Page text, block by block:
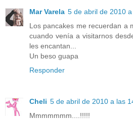
Mar Varela 5 de abril de 2010
Los pancakes me recuerdan a
cuando venía a visitarnos
les encantan...
Un beso guapa
Responder
Cheli 5 de abril de 2010 a las
Mmmmmmm....!!!!!